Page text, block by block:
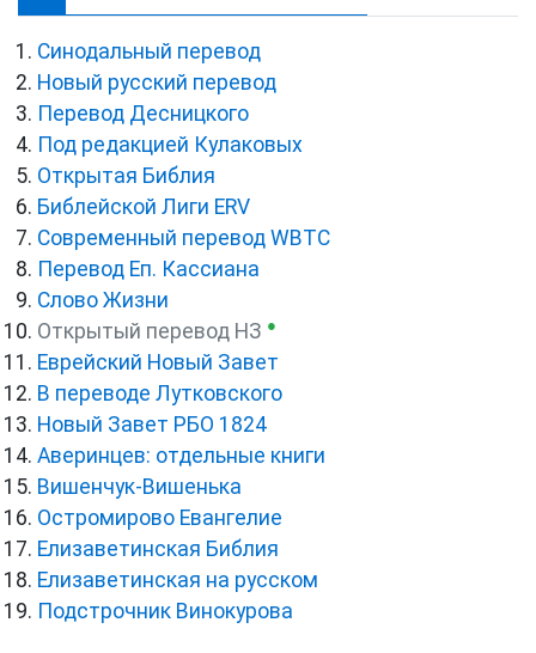
Синодальный перевод
Новый русский перевод
Перевод Десницкого
Под редакцией Кулаковых
Открытая Библия
Библейской Лиги ERV
Cовременный перевод WBTC
Перевод Еп. Кассиана
Слово Жизни
Открытый перевод НЗ ●
Еврейский Новый Завет
В переводе Лутковского
Новый Завет РБО 1824
Аверинцев: отдельные книги
Вишенчук-Вишенька
Остромирово Евангелие
Елизаветинская Библия
Елизаветинская на русском
Подстрочник Винокурова